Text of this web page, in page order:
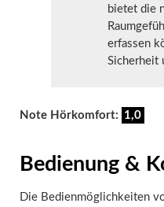
bietet die
erfassen
Sicherheit
Note Hörkomfort: 1,0
Bedienung &
Die Bedienmöglichkeiten